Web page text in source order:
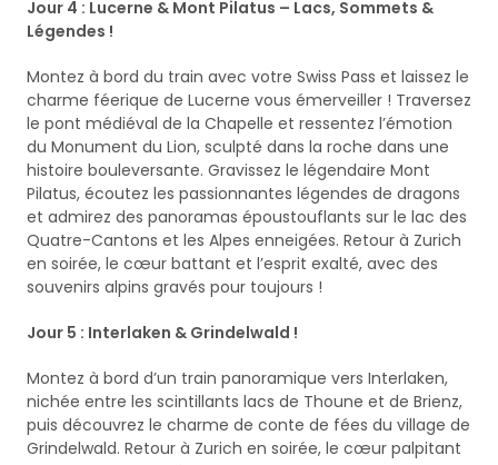
Jour 4 : Lucerne & Mont Pilatus – Lacs, Sommets &
Légendes !
Montez à bord du train avec votre Swiss Pass et laissez le
charme féerique de Lucerne vous émerveiller ! Traversez
le pont médiéval de la Chapelle et ressentez l’émotion
du Monument du Lion, sculpté dans la roche dans une
histoire bouleversante. Gravissez le légendaire Mont
Pilatus, écoutez les passionnantes légendes de dragons
et admirez des panoramas époustouflants sur le lac des
Quatre-Cantons et les Alpes enneigées. Retour à Zurich
en soirée, le cœur battant et l’esprit exalté, avec des
souvenirs alpins gravés pour toujours !
Jour 5 : Interlaken & Grindelwald !
Montez à bord d’un train panoramique vers Interlaken,
nichée entre les scintillants lacs de Thoune et de Brienz,
puis découvrez le charme de conte de fées du village de
Grindelwald. Retour à Zurich en soirée, le cœur palpitant